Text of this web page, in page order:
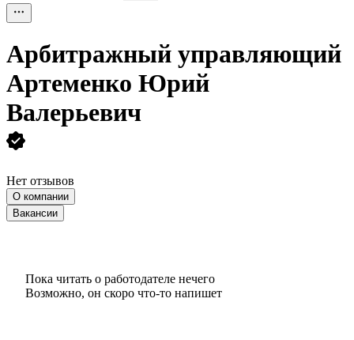
Арбитражный управляющий
Артеменко Юрий
Валерьевич
Нет отзывов
О компании
Вакансии
Пока читать о работодателе нечего
Возможно, он скоро что‑то напишет